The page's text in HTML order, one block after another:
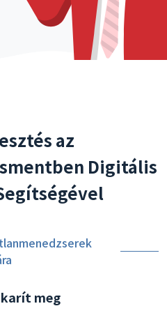
az
Digitális
meg